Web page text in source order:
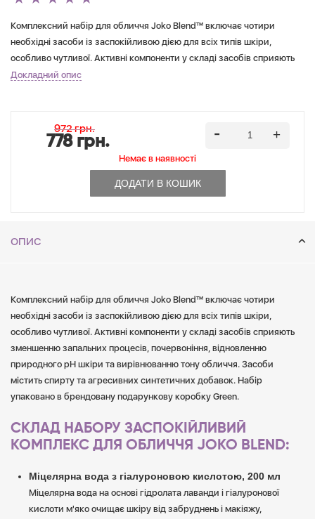
Комплексний набір для обличчя Joko Blend™ включає чотири
необхідні засоби із заспокійливою дією для всіх типів шкіри,
особливо чутливої. Активні компоненти у складі засобів сприяють
зменшенню запальних процесів, почервоніння, відновленню
упаковано в брендовану подарункову коробку Green.
Докладний опис
972 грн.
778 грн.
Немає в наявностi
ДОДАТИ В КОШИК
ОПИС
Комплексний набір для обличчя Joko Blend™ включає чотири
необхідні засоби із заспокійливою дією для всіх типів шкіри,
особливо чутливої. Активні компоненти у складі засобів сприяють
зменшенню запальних процесів, почервоніння, відновленню
природного pH шкіри та вирівнюванню тону обличчя. Засоби
містить спирту та агресивних синтетичних добавок. Набір
упаковано в брендовану подарункову коробку Green.
СКЛАД НАБОРУ ЗАСПОКІЙЛИВИЙ
КОМПЛЕКС ДЛЯ ОБЛИЧЧЯ JOKO BLEND:
Міцелярна вода з гіалуроновою кислотою, 200 мл
Міцелярна вода на основі гідролата лаванди і гіалуронової
кислоти м'яко очищає шкіру від забруднень і макіяжу,